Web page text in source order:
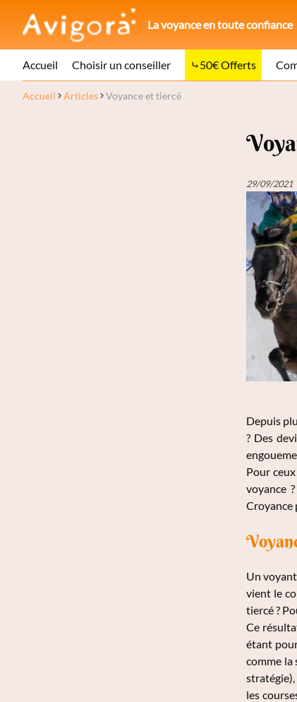
La voyance en toute confiance
Accueil Choisir un conseiller 50€ Offerts
Accueil Articles Voyance et tiercé
29/09/2021
Depuis
? Des
Pour
voyance ?
Croyance
Un
vient le
tiercé ?
Ce
étant
comme la
les